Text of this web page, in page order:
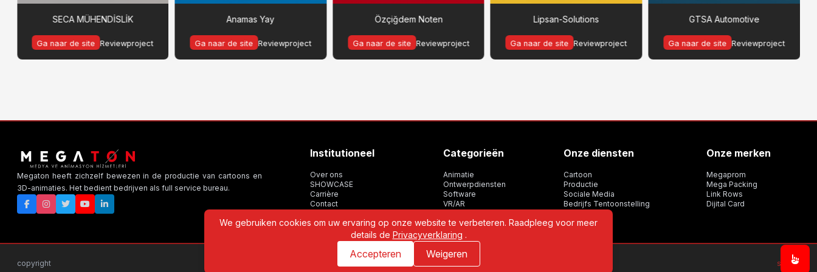
SECA MÜHENDİSLİK
Ga naar de site Reviewproject
Anamas Yay
Ga naar de site Reviewproject
Özçiğdem Noten
Ga naar de site Reviewproject
Lipsan-Solutions
Ga naar de site Reviewproject
GTSA Automotive
Ga naar de site Reviewproject
Megaton heeft zichzelf bewezen in de productie van cartoons en
3D-animaties. Het bedient bedrijven als full service bureau.
Institutioneel
Over ons
SHOWCASE
Carrière
Contact
Categorieën
Animatie
Ontwerpdiensten
Software
VR/AR
Onze diensten
Cartoon
Productie
Sociale Media
Bedrijfs Tentoonstelling
Onze merken
Megaprom
Mega Packing
Link Rows
Dijital Card
copyright Sitemap
We gebruiken cookies om uw ervaring op onze website te verbeteren. Raadpleeg voor meer
details de Privacyverklaring .
Accepteren Weigeren